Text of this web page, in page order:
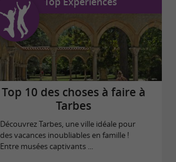
Top 10 des choses à faire à
Tarbes
Découvrez Tarbes, une ville idéale pour
des vacances inoubliables en famille !
Entre musées captivants ...